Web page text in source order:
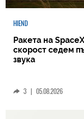
HIEND
Ракета на
скорост седем
звука
3 | 05.08.2026